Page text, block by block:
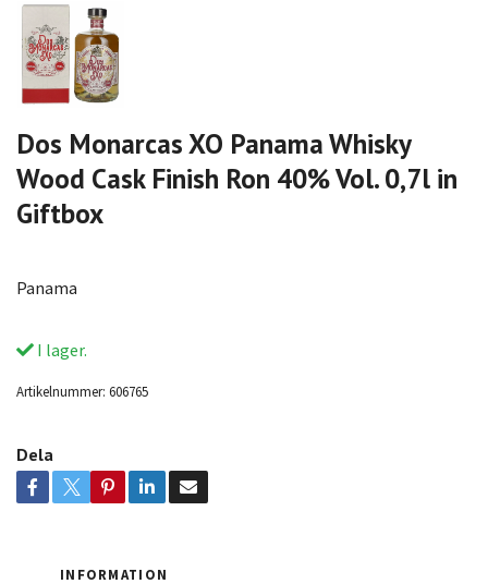
Dos Monarcas XO Panama Whisky
Wood Cask Finish Ron 40% Vol. 0,7l in
Giftbox
Panama
I lager.
Artikelnummer: 606765
Dela
INFORMATION